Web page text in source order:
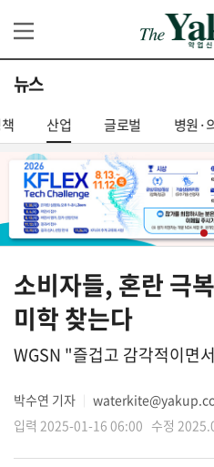
뉴스
산업 글로벌 병원·
소비자들, 혼란 극
미학 찾는다
WGSN "즐겁고 감각적이면
박수연 기자
입력 2025-01-16 06:00 수정